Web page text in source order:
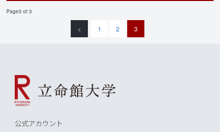
Page3 of 3
< 1 2 3
公式アカウント